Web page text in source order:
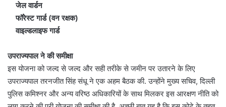
जेल वार्डन
फॉरेस्ट गार्ड (वन रक्षक)
वाइल्डलाइफ गार्ड
उपराज्यपाल ने की समीक्षा
इस योजना को जल्द से जल्द और सही तरीके से जमीन पर उतारने के लिए
उपराज्यपाल तरनजीत सिंह संधू ने एक अहम बैठक की. उन्होंने मुख्य सचिव, दिल्ली
पुलिस कमिश्नर और अन्य वरिष्ठ अधिकारियों के साथ मिलकर इस आरक्षण नीति को